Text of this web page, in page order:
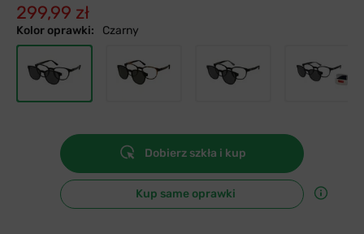
299,99 zł
Kolor oprawki: Czarny
Dobierz szkła i kup
Kup same oprawki